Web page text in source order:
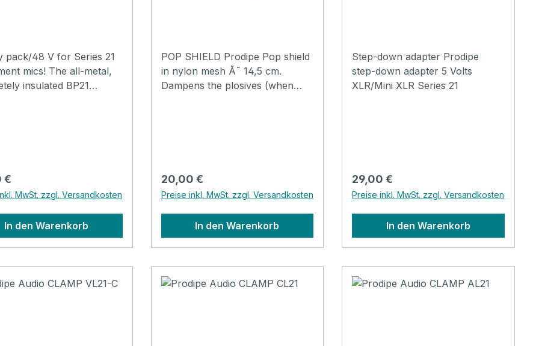
pack/48 V for Series 21
The all-metal,
insulated BP21
Contrabass, CL21
Drums, AL21
designed
of the BP21 to
that there is absolutely
the BP21 belt pack
Preis:
€
MwSt. zzgl. Versandkosten
In den Warenkorb
POP SHIELD Prodipe Pop shield
in nylon mesh Ã˜ 14,5 cm.
Dampens the plosives (when
universal clamp fixes securely to
any mics
Regulärer Preis:
20,00 €
Preise inkl. MwSt. zzgl. Versandkosten
In den Warenkorb
Step-down adapter Prodipe
step-down adapter 5 Volts
XLR/Mini XLR Series 21
Regulärer Preis:
29,00 €
Preise inkl. MwSt. zzgl. Versandkosten
In den Warenkorb